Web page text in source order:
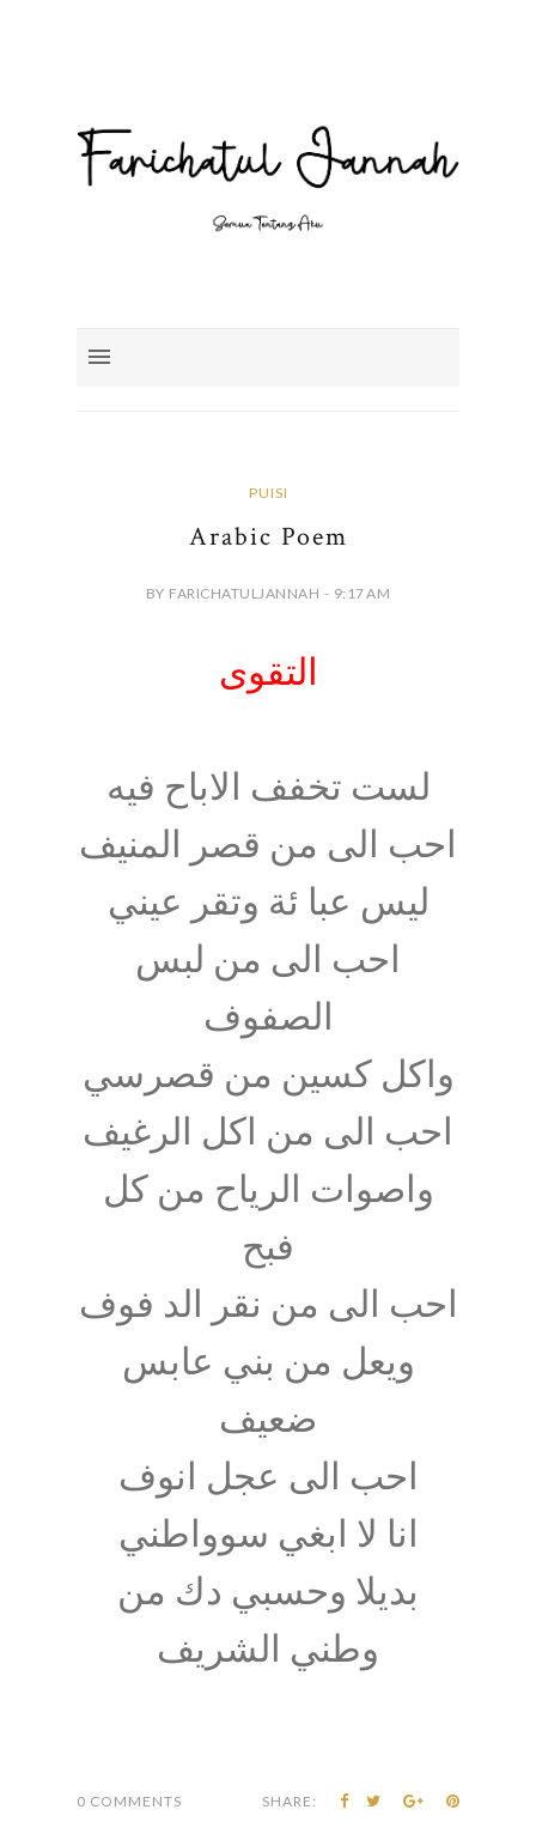
PUISI
Arabic Poem
BY FARICHATULJANNAH - 9:17 AM
التقوى
لست تخفف الاباح فيه
احب الى من قصر المنيف
ليس عبا ئة وتقر عيني
احب الى من لبس
الصفوف
واكل كسين من قصرسي
احب الى من اكل الرغيف
واصوات الرياح من كل
فبح
احب الى من نقر الد فوف
ويعل من بني عابس
ضعيف
احب الى عجل انوف
انا لا ابغي سوواطني
بديلا وحسبي دك من
وطني الشريف
0 COMMENTS SHARE: